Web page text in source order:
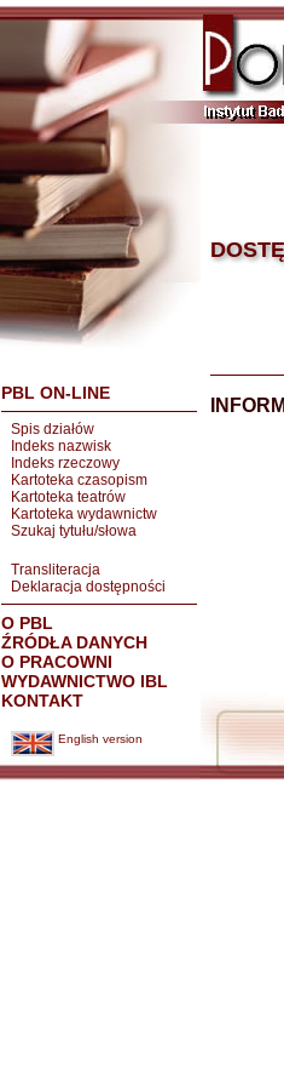
PBL ON-LINE
Spis działów
Indeks nazwisk
Indeks rzeczowy
Kartoteka czasopism
Kartoteka teatrów
Kartoteka wydawnictw
Szukaj tytułu/słowa
Transliteracja
Deklaracja dostępności
O PBL
ŹRÓDŁA DANYCH
O PRACOWNI
WYDAWNICTWO IBL
KONTAKT
English version